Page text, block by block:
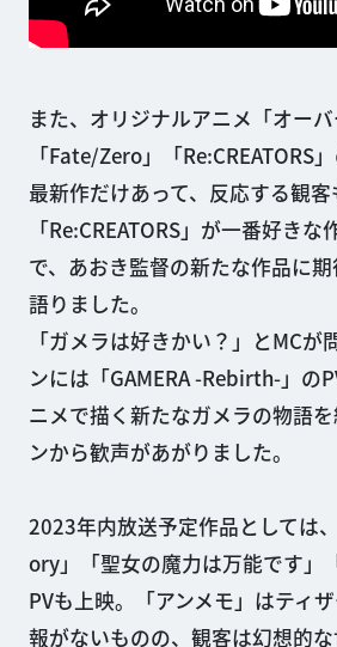
また、オリジナルアニメ「オーバ
「Fate/Zero」「Re:CREATORS
最新作だけあって、反応する観
「Re:CREATORS」が一番好き
で、あおき監督の新たな作品に
語りました。
「ガメラは好きかい？」とMCが
ンには「GAMERA -Rebirth-」の
ニメで描く新たなガメラの物語
ンから歓声があがりました。
2023年内放送予定作品としては
ory」「聖女の魔力は万能です」
PVも上映。「アンメモ」はティ
報がないものの、観客は幻想的